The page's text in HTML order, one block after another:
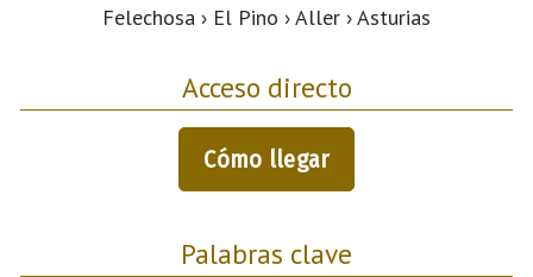
Felechosa › El Pino › Aller › Asturias
Acceso directo
Cómo llegar
Palabras clave